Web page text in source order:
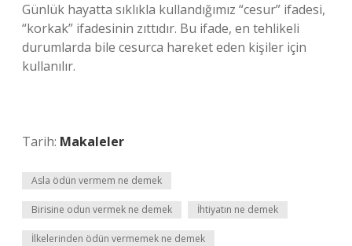
Günlük hayatta sıklıkla kullandığımız “cesur” ifadesi,
“korkak” ifadesinin zıttıdır. Bu ifade, en tehlikeli
durumlarda bile cesurca hareket eden kişiler için
kullanılır.
Tarih: Makaleler
Asla ödün vermem ne demek
Birisine odun vermek ne demek İhtiyatın ne demek
İlkelerinden ödün vermemek ne demek